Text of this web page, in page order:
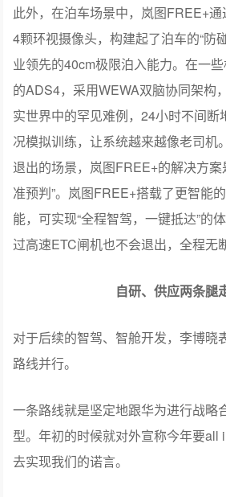
此外，在泊车场景中，岚图FREE+
4颗环视摄像头，构建起了泊车的“防
业领先的40cm极限泊入能力。在一
的ADS4，采用WEWA双脑协同架构
实世界中的罕见难例，24小时不间断
况模拟训练，让系统越来越像老司机
退出的场景，岚图FREE+的解决方案
准预判”。岚图FREE+搭载了更智能
能，可实现“全程智驾，一键抵达”的
过高速ETC闸机也不会退出，全程无
自研、供应两条腿
对于后续的智驾、智舱开发，李博晓
路线并行。
一条路线就是坚定地跟华为进行战略
型。年初的时候就对外宣称今年要all
去实现我们的诺言。